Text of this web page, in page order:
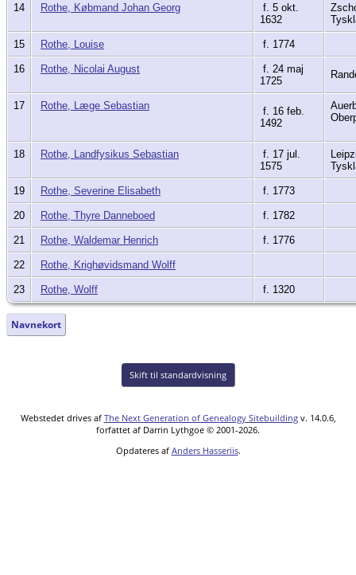
14 Rothe, Købmand Johan Georg
f. 5 okt.
1632
15 Rothe, Louise f. 1774
16 Rothe, Nicolai August
f. 24 maj
1725
17 Rothe, Læge Sebastian
f. 16 feb.
1492
18 Rothe, Landfysikus Sebastian
f. 17 jul.
1575
19 Rothe, Severine Elisabeth f. 1773
20 Rothe, Thyre Danneboed f. 1782
21 Rothe, Waldemar Henrich f. 1776
22 Rothe, Krighøvidsmand Wolff
23 Rothe, Wolff f. 1320
Navnekort
Skift til standardvisning
Webstedet drives af The Next Generation of Genealogy Sitebuildingv. 14.0.6,
forfattet af Darrin Lythgoe © 2001-2026.
Opdateres af Anders Hasseriis.